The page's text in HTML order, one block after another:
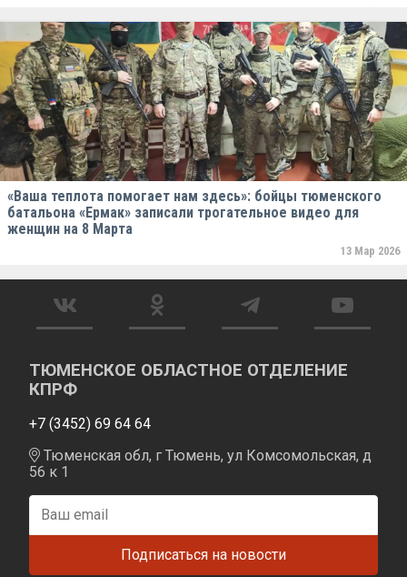
«Ваша теплота помогает нам здесь»: бойцы тюменского
батальона «Ермак» записали трогательное видео для
женщин на 8 Марта
13 Мар 2026
ТЮМЕНСКОЕ ОБЛАСТНОЕ ОТДЕЛЕНИЕ
КПРФ
+7 (3452) 69 64 64
Тюменская обл, г Тюмень, ул Комсомольская, д
56 к 1